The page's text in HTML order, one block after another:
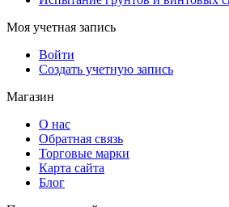
Моя учетная запись
Войти
Создать учетную запись
Магазин
О нас
Обратная связь
Торговые марки
Карта сайта
Блог